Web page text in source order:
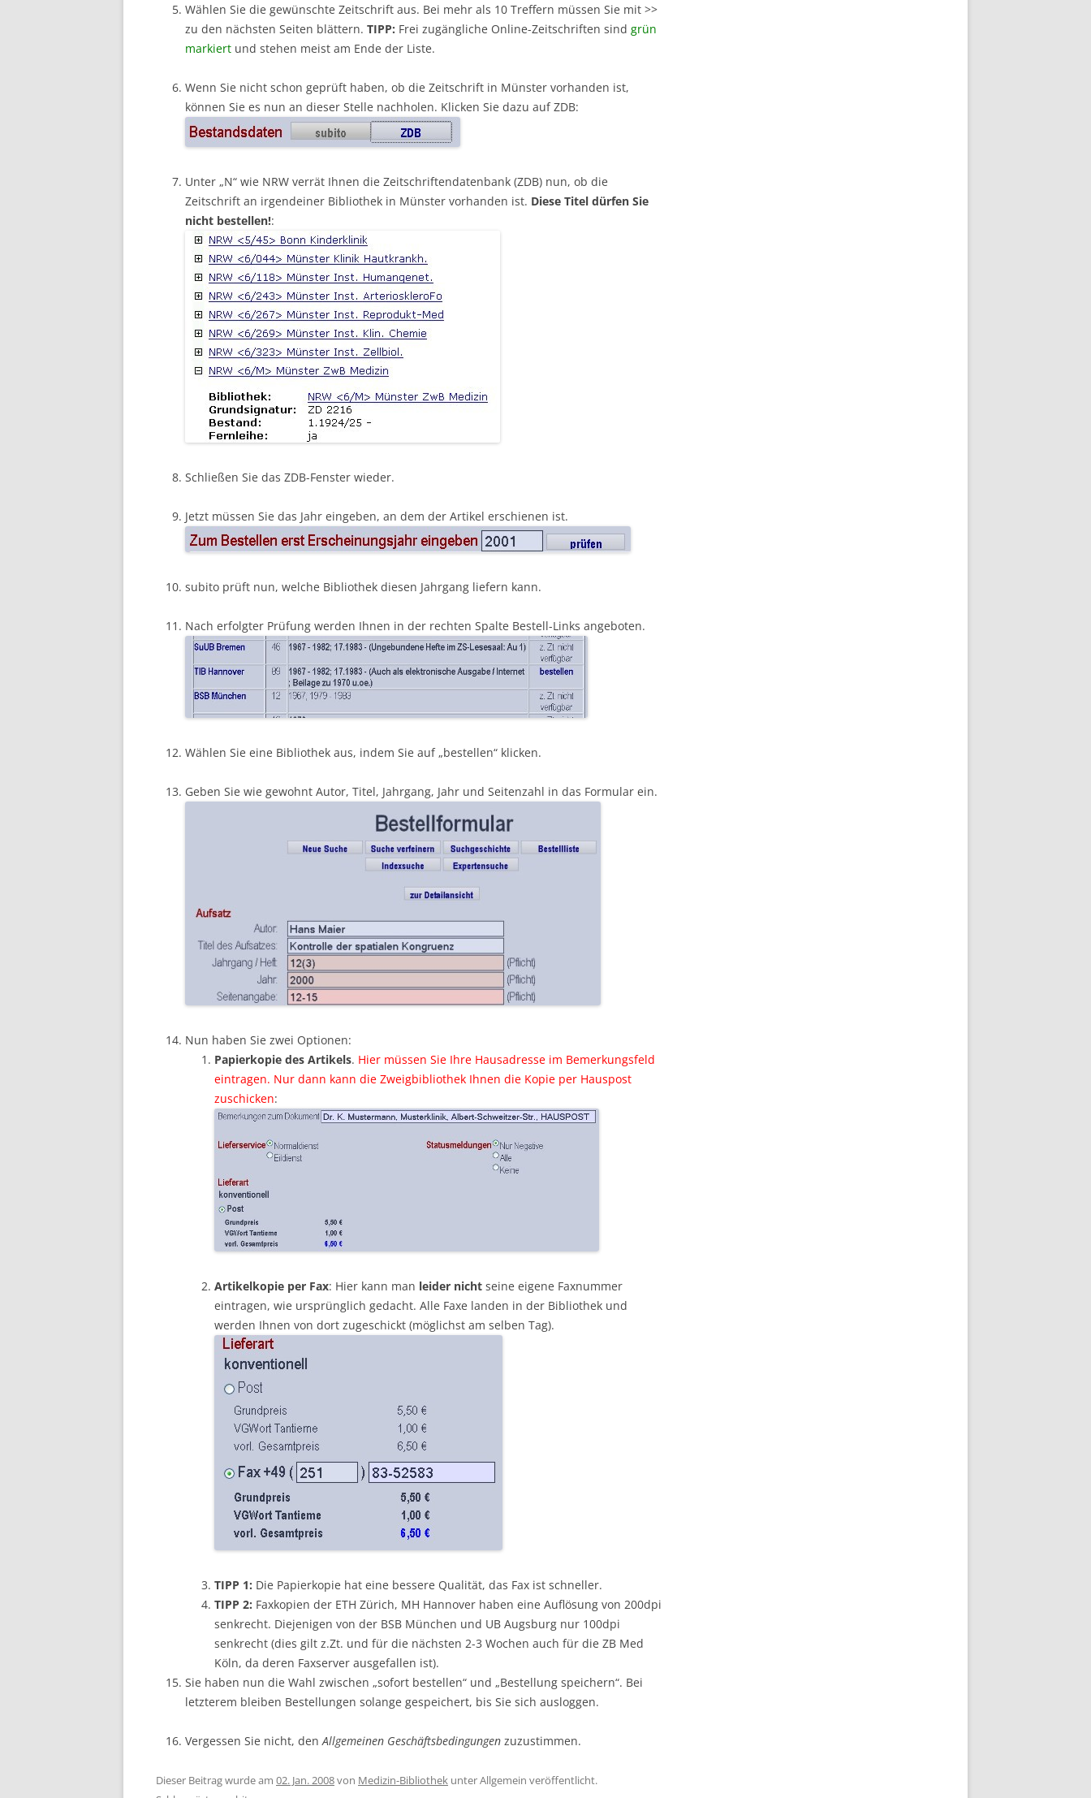
Wählen Sie die gewünschte Zeitschrift aus. Bei mehr als 10 Treffern müssen Sie mit >>
zu den nächsten Seiten blättern. TIPP: Frei zugängliche Online-Zeitschriften sind grün
markiert und stehen meist am Ende der Liste.
Wenn Sie nicht schon geprüft haben, ob die Zeitschrift in Münster vorhanden ist,
können Sie es nun an dieser Stelle nachholen. Klicken Sie dazu auf ZDB:
Unter „N“ wie NRW verrät Ihnen die Zeitschriftendatenbank (ZDB) nun, ob die
Zeitschrift an irgendeiner Bibliothek in Münster vorhanden ist. Diese Titel dürfen Sie
nicht bestellen!:
Schließen Sie das ZDB-Fenster wieder.
Jetzt müssen Sie das Jahr eingeben, an dem der Artikel erschienen ist.
subito prüft nun, welche Bibliothek diesen Jahrgang liefern kann.
Nach erfolgter Prüfung werden Ihnen in der rechten Spalte Bestell-Links angeboten.
Wählen Sie eine Bibliothek aus, indem Sie auf „bestellen“ klicken.
Geben Sie wie gewohnt Autor, Titel, Jahrgang, Jahr und Seitenzahl in das Formular ein.
Nun haben Sie zwei Optionen:
Papierkopie des Artikels. Hier müssen Sie Ihre Hausadresse im Bemerkungsfeld
eintragen. Nur dann kann die Zweigbibliothek Ihnen die Kopie per Hauspost
zuschicken:
Artikelkopie per Fax: Hier kann man leider nicht seine eigene Faxnummer
eintragen, wie ursprünglich gedacht. Alle Faxe landen in der Bibliothek und
werden Ihnen von dort zugeschickt (möglichst am selben Tag).
TIPP 1: Die Papierkopie hat eine bessere Qualität, das Fax ist schneller.
TIPP 2: Faxkopien der ETH Zürich, MH Hannover haben eine Auflösung von 200dpi
senkrecht. Diejenigen von der BSB München und UB Augsburg nur 100dpi
senkrecht (dies gilt z.Zt. und für die nächsten 2-3 Wochen auch für die ZB Med
Köln, da deren Faxserver ausgefallen ist).
Sie haben nun die Wahl zwischen „sofort bestellen“ und „Bestellung speichern“. Bei
letzterem bleiben Bestellungen solange gespeichert, bis Sie sich ausloggen.
Vergessen Sie nicht, den Allgemeinen Geschäftsbedingungen zuzustimmen.
Dieser Beitrag wurde am 02. Jan. 2008von Medizin-Bibliothek unter Allgemein veröffentlicht.